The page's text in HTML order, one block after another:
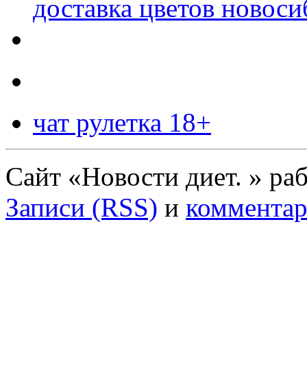
доставка цветов
чат рулетка 18+
Сайт «Новости диет. »
Записи (RSS) и